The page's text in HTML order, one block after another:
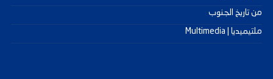
من تاريخ الجنوب
ملتيميديا | Multimedia